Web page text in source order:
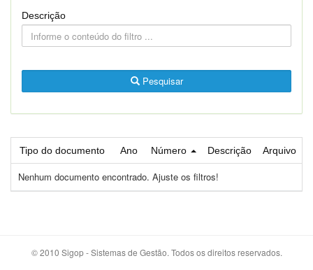
Descrição
Pesquisar
Tipo do documento Ano Número Descrição Arquivo
Nenhum documento encontrado. Ajuste os filtros!
© 2010 Sigop - Sistemas de Gestão. Todos os direitos reservados.